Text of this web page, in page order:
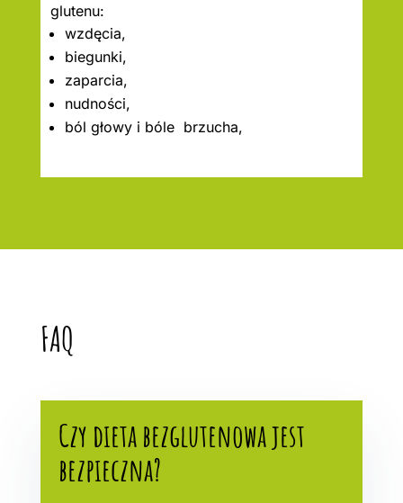
glutenu:
wzdęcia,
biegunki,
zaparcia,
nudności,
ból głowy i bóle brzucha,
FAQ
Czy dieta bezglutenowa jest
bezpieczna?